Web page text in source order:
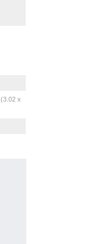
(3.02 x